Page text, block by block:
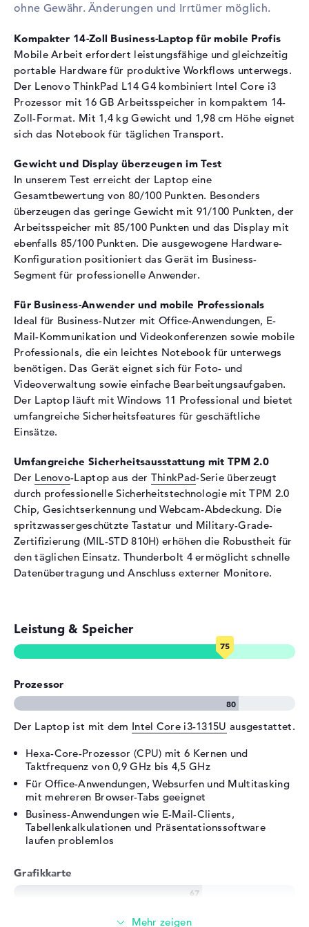
Festplatte
Festplatte
256 GB SSD
Schnittstelle
PCIe
Optische Speicher
Laufwerks-Typ
ohne Laufwerk
Max. Auflösung
1920 x 1080
Auflösungstyp
Full-HD
Bildwiederholrate
60 Hz
Besonderheiten
Display, entspiegelt, LED-
Hintergrundbeleuchtung, IPS
Panel, 45% NTSC
Kartenleser
Unterstützte Flash-
Speicherkarten
microSD
Audio
Soundkarte
Realtek ALC3287
Webcam
Sensorauflösung
2 MP
Eingabegeräte
Eingabegeräte
Multi-Touch-Trackpad,
Tastatur
Tastatur
Beleuchtet (hintergrund),
Flüssigkeitsabweisend
Netzwerk
Netzwerkkarte
Gigabit Ethernet
(10/100/1000)
Bluetooth
Erweiterung / Konnektivität
Video
1 x DisplayPort über
Thunderbolt 4, 1 x
HDMI 2.1
Audio
1 x 2-in-1 Audio Jack
(Kopfhörer/Mikrofon)
Netzwerk
1 x Ethernet - RJ-45
Verschiedenes
spritzwassergeschützte
Tastatur, TPM Embedded
ohne Gewähr. Änderungen und Irrtümer möglich.
Kompakter 14-Zoll Business-Laptop für mobile Profis
Mobile Arbeit erfordert leistungsfähige und gleichzeitig
portable Hardware für produktive Workflows unterwegs.
Der Lenovo ThinkPad L14 G4 kombiniert Intel Core i3
Prozessor mit 16 GB Arbeitsspeicher in kompaktem 14-
Zoll-Format. Mit 1,4 kg Gewicht und 1,98 cm Höhe eignet
sich das Notebook für täglichen Transport.
Gewicht und Display überzeugen im Test
In unserem Test erreicht der Laptop eine
Gesamtbewertung von 80/100 Punkten. Besonders
überzeugen das geringe Gewicht mit 91/100 Punkten, der
Arbeitsspeicher mit 85/100 Punkten und das Display mit
ebenfalls 85/100 Punkten. Die ausgewogene Hardware-
Konfiguration positioniert das Gerät im Business-
Segment für professionelle Anwender.
Für Business-Anwender und mobile Professionals
Ideal für Business-Nutzer mit Office-Anwendungen, E-
Mail-Kommunikation und Videokonferenzen sowie mobile
Professionals, die ein leichtes Notebook für unterwegs
benötigen. Das Gerät eignet sich für Foto- und
Videoverwaltung sowie einfache Bearbeitungsaufgaben.
Der Laptop läuft mit Windows 11 Professional und bietet
umfangreiche Sicherheitsfeatures für geschäftliche
Einsätze.
Umfangreiche Sicherheitsausstattung mit TPM 2.0
Der Lenovo-Laptop aus der ThinkPad-Serie überzeugt
durch professionelle Sicherheitstechnologie mit TPM 2.0
Chip, Gesichtserkennung und Webcam-Abdeckung. Die
spritzwassergeschützte Tastatur und Military-Grade-
Zertifizierung (MIL-STD 810H) erhöhen die Robustheit für
den täglichen Einsatz. Thunderbolt 4 ermöglicht schnelle
Datenübertragung und Anschluss externer Monitore.
Leistung & Speicher
Prozessor
Der Laptop ist mit dem Intel Core i3-1315U ausgestattet.
Hexa-Core-Prozessor (CPU) mit 6 Kernen und
Taktfrequenz von 0,9 GHz bis 4,5 GHz
Für Office-Anwendungen, Websurfen und Multitasking
mit mehreren Browser-Tabs geeignet
Business-Anwendungen wie E-Mail-Clients,
Tabellenkalkulationen und Präsentationssoftware
laufen problemlos
Grafikkarte
AMD Radeon RX Vega 7 übernimmt die